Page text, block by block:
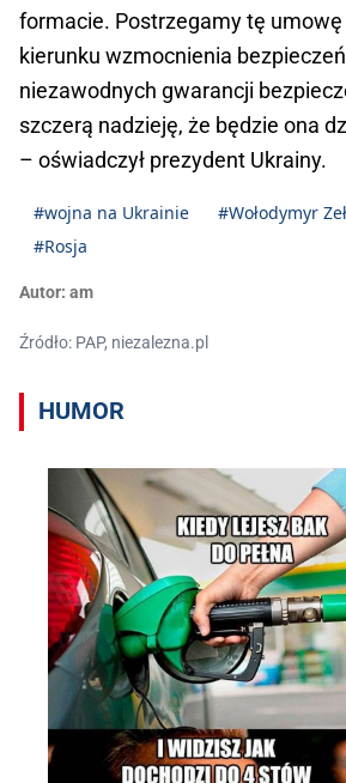
formacie. Postrzegamy tę umowę
kierunku wzmocnienia
niezawodnych gwarancji
szczerą nadzieję, że będzie ona
– oświadczył prezydent Ukrainy.
#wojna na Ukrainie #Wołodymyr
#Rosja
Autor: am
Źródło: PAP, niezalezna.pl
HUMOR